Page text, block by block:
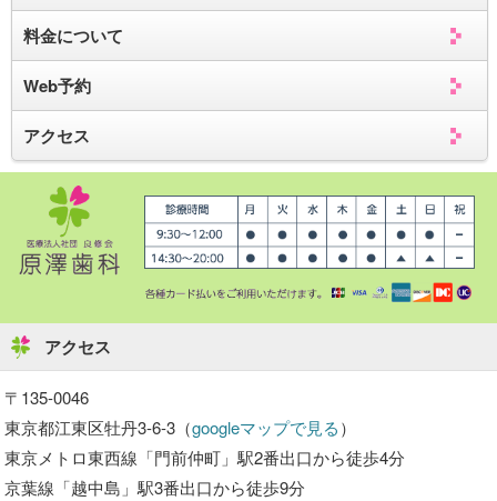
料金について
Web予約
アクセス
アクセス
〒135-0046
東京都江東区牡丹3-6-3（googleマップで見る）
東京メトロ東西線「門前仲町」駅2番出口から徒歩4分
京葉線「越中島」駅3番出口から徒歩9分